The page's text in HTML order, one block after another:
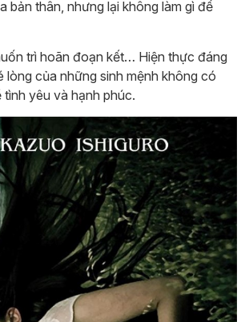
bản thân, nhưng lại không làm gì để
trì hoãn đoạn kết… Hiện thực đáng
lòng của những sinh mệnh không có
yêu và hạnh phúc.